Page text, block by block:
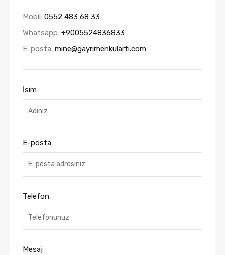
Mobil: 0552 483 68 33
Whatsapp: +9005524836833
E-posta: mine@gayrimenkularti.com
İsim
E-posta
Telefon
Mesaj